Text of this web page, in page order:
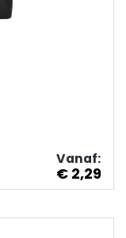
Vanaf:
€ 2,29